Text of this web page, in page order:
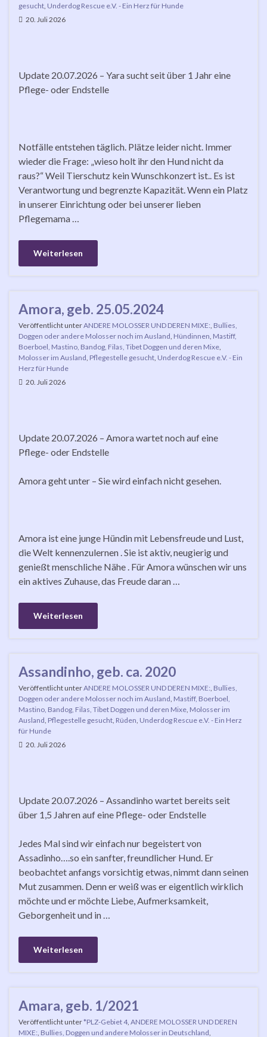
gesucht Underdog Rescue e.V. - Ein Herz für Hunde
20. Juli 2026
Update 20.07.2026 – Yara sucht seit über 1 Jahr eine
Pflege- oder Endstelle
Notfälle entstehen täglich. Plätze leider nicht. Immer
wieder die Frage: „wieso holt ihr den Hund nicht da
raus?“ Weil Tierschutz kein Wunschkonzert ist.. Es ist
Verantwortung und begrenzte Kapazität. Wenn ein Platz
in unserer Einrichtung oder bei unserer lieben
Pflegemama …
Weiterlesen
Amora, geb. 25.05.2024
Veröffentlicht unterANDERE MOLOSSER UND DEREN MIXE: Bullies,
Doggen oder andere Molosser noch im Ausland Hündinnen Mastiff,
Boerboel, Mastino, Bandog, Filas, Tibet Doggen und deren Mixe
Molosser im Ausland Pflegestelle gesucht Underdog Rescue e.V. - Ein
Herz für Hunde
20. Juli 2026
Update 20.07.2026 – Amora wartet noch auf eine
Pflege- oder Endstelle
Amora geht unter – Sie wird einfach nicht gesehen.
Amora ist eine junge Hündin mit Lebensfreude und Lust,
die Welt kennenzulernen . Sie ist aktiv, neugierig und
genießt menschliche Nähe . Für Amora wünschen wir uns
ein aktives Zuhause, das Freude daran …
Weiterlesen
Assandinho, geb. ca. 2020
Veröffentlicht unterANDERE MOLOSSER UND DEREN MIXE: Bullies,
Doggen oder andere Molosser noch im Ausland Mastiff, Boerboel,
Mastino, Bandog, Filas, Tibet Doggen und deren Mixe Molosser im
Ausland Pflegestelle gesucht Rüden Underdog Rescue e.V. - Ein Herz
für Hunde
20. Juli 2026
Update 20.07.2026 – Assandinho wartet bereits seit
über 1,5 Jahren auf eine Pflege- oder Endstelle
Jedes Mal sind wir einfach nur begeistert von
Assadinho….so ein sanfter, freundlicher Hund. Er
beobachtet anfangs vorsichtig etwas, nimmt dann seinen
Mut zusammen. Denn er weiß was er eigentlich wirklich
möchte und er möchte Liebe, Aufmerksamkeit,
Geborgenheit und in …
Weiterlesen
Amara, geb. 1/2021
Veröffentlicht unter*PLZ-Gebiet 4, ANDERE MOLOSSER UND DEREN
MIXE: Bullies, Doggen und andere Molosser in Deutschland